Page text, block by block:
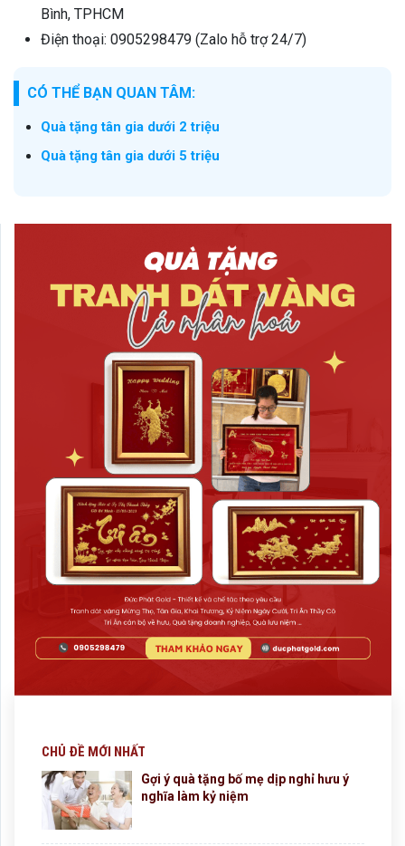
Bình, TPHCM
Điện thoại: 0905298479 (Zalo hỗ trợ 24/7)
CÓ THỂ BẠN QUAN TÂM:
Quà tặng tân gia dưới 2 triệu
Quà tặng tân gia dưới 5 triệu
CHỦ ĐỀ MỚI NHẤT
Gợi ý quà tặng bố mẹ dịp nghỉ hưu ý
nghĩa làm kỷ niệm